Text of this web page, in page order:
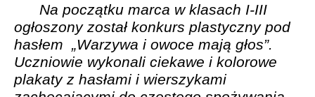
Na początku marca w klasach I-III
ogłoszony został konkurs plastyczny pod
hasłem „Warzywa i owoce mają głos”.
Uczniowie wykonali ciekawe i kolorowe
plakaty z hasłami i wierszykami